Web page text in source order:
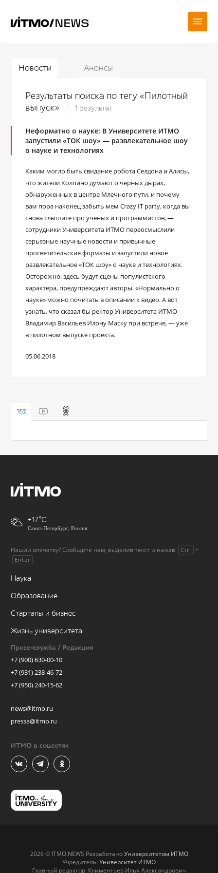
Новости Анонсы
Результаты поиска по тегу «Пилотный
выпуск»
1 результат
Неформатно о науке: В Университете ИТМО
запустили «ТОК шоу» — развлекательное шоу
о науке и технологиях
Каким могло быть свидание робота Селдона и Алисы,
что жители Колпино думают о черных дырах,
обнаруженных в центре Млечного пути, и почему
вам пора наконец забыть мем Crazy IT party, когда вы
снова слышите про ученых и программистов, —
сотрудники Университета ИТМО переосмыслили
серьезные научные новости и привычные
просветительские форматы и запустили новое
развлекательное «ТОК шоу» о науке и технологиях.
Осторожно, здесь будут сцены популистского
характера, предупреждают авторы. «Нормально о
науке» можно почитать в описании к видео. А вот
узнать, что сказал бы ректор Университета ИТМО
Владимир Васильев Илону Маску при встрече, — уже
в пилотном выпуске проекта.
05.06.2018
+17
Санкт-Петербург, Россия
Нашли опечатку? Сообщите нам, выделив текст и нажав Ctrl +
Enter .
Наука
Образование
Стартапы и бизнес
Жизнь университета
Пресс-служба / Редакция
+7 (900) 630-00-10
+7 (931) 238-46-72
+7 (950) 240-15-62
news@itmo.ru
pressa@itmo.ru
ИТМО в соцсетях
2026 © ITMO.NEWS РазработаноУниверситетом ИТМО
Учредитель: Университет ИТМО
Главный редактор: Климентьев Илья Александрович